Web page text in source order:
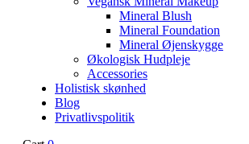
Mineral Blush
Mineral Foundation
Mineral Øjenskygge
Økologisk Hudpleje
Accessories
Holistisk skønhed
Blog
Privatlivspolitik